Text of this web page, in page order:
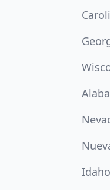
Idaho